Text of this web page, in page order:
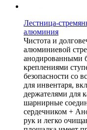
Лестница-
алюминия
Чистота и
алюминиевой
анодированными
креплениями
безопасности со
для инвентаря,
держателями для
шарнирные
сердечником +
рук и легко